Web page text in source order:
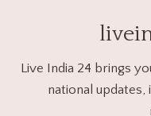
Live India 24 brings
national updates,